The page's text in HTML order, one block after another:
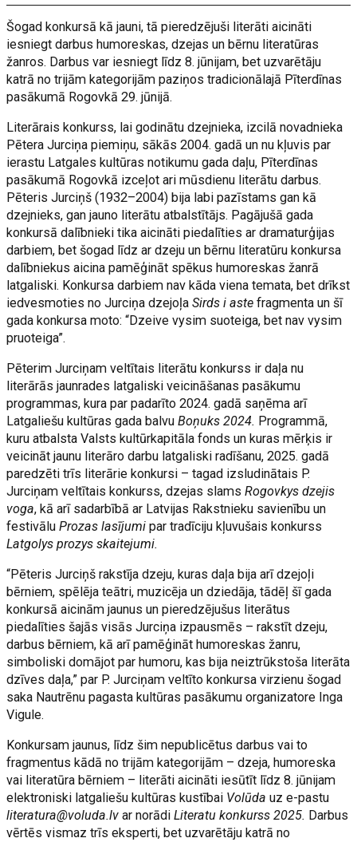
Šogad konkursā kā jauni, tā pieredzējuši literāti aicināti
iesniegt darbus humoreskas, dzejas un bērnu literatūras
žanros. Darbus var iesniegt līdz 8. jūnijam, bet uzvarētāju
katrā no trijām kategorijām paziņos tradicionālajā Pīterdīnas
pasākumā Rogovkā 29. jūnijā.
Literārais konkurss, lai godinātu dzejnieka, izcilā novadnieka
Pētera Jurciņa piemiņu, sākās 2004. gadā un nu kļuvis par
ierastu Latgales kultūras notikumu gada daļu, Pīterdīnas
pasākumā Rogovkā izceļot ari mūsdienu literātu darbus.
Pēteris Jurciņš (1932–2004) bija labi pazīstams gan kā
dzejnieks, gan jauno literātu atbalstītājs. Pagājušā gada
konkursā dalībnieki tika aicināti piedalīties ar dramaturģijas
darbiem, bet šogad līdz ar dzeju un bērnu literatūru konkursa
dalībniekus aicina pamēģināt spēkus humoreskas žanrā
latgaliski. Konkursa darbiem nav kāda viena temata, bet drīkst
iedvesmoties no Jurciņa dzejoļaSirds i astefragmenta un šī
gada konkursa moto: “Dzeive vysim suoteiga, bet nav vysim
pruoteiga”.
Pēterim Jurciņam veltītais literātu konkurss ir daļa nu
literārās jaunrades latgaliski veicināšanas pasākumu
programmas, kura par padarīto 2024. gadā saņēma arī
Latgaliešu kultūras gada balvuBoņuks 2024. Programmā,
kuru atbalsta Valsts kultūrkapitāla fonds un kuras mērķis ir
veicināt jaunu literāro darbu latgaliski radīšanu, 2025. gadā
paredzēti trīs literārie konkursi – tagad izsludinātais P.
Jurciņam veltītais konkurss, dzejas slams Rogovkys dzejis
voga, kā arī sadarbībā ar Latvijas Rakstnieku savienību un
festivāluProzas lasījumi par tradīciju kļuvušais konkurss
Latgolys prozys skaitejumi.
“Pēteris Jurciņš rakstīja dzeju, kuras daļa bija arī dzejoļi
bērniem, spēlēja teātri, muzicēja un dziedāja, tādēļ šī gada
konkursā aicinām jaunus un pieredzējušus literātus
piedalīties šajās visās Jurciņa izpausmēs – rakstīt dzeju,
darbus bērniem, kā arī pamēģināt humoreskas žanru,
simboliski domājot par humoru, kas bija neiztrūkstoša literāta
dzīves daļa,” par P. Jurciņam veltīto konkursa virzienu šogad
saka Nautrēnu pagasta kultūras pasākumu organizatore Inga
Vigule.
Konkursam jaunus, līdz šim nepublicētus darbus vai to
fragmentus kādā no trijām kategorijām – dzeja, humoreska
vai literatūra bērniem – literāti aicināti iesūtīt līdz 8. jūnijam
elektroniski latgaliešu kultūras kustībai Volūda uz e-pastu
literatura@voluda.lv ar norādiLiteratu konkurss 2025. Darbus
vērtēs vismaz trīs eksperti, bet uzvarētāju katrā no